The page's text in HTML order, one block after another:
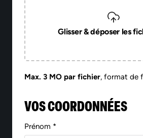
Glisser & déposer les
Max. 3 MO par fichier, format de
VOS COORDONNÉES
Prénom *